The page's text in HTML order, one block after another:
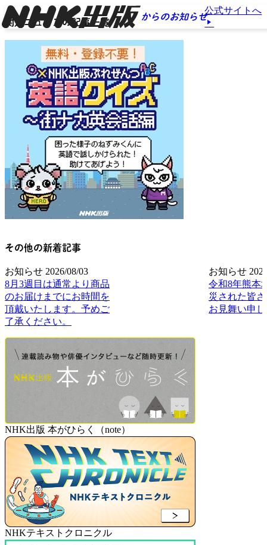
からのお知らせ
公式サイトへ
関連ニュースの記事一覧
その他の新着記事
お知らせ 2026/08/03
8月3週目は通常より商品
のお届けまでにお時間を
頂戴いたします。予めご
了承ください。
お知らせ
令和8年熊本
災された皆
お見舞い申
NHK出版 本がひらく（note）
NHKテキストクロニクル